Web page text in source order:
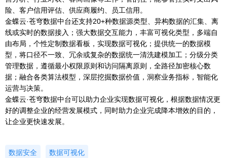
险、客户信用评估、供应商履约、员工信用。
金蝶云·苍穹数据中台还支持20+种数据源类型、异构数据的汇集、离
线或实时的数据接入；强大数据交互能力，丰富可视化类型，多端自
由布局，个性定制数据看板，实现数据可视化；提供统一的数据模
型，将口径不一致、冗余或复杂的数据统一清洗建模加工；分级分类
管理数据，遵循最小权限原则和访问隔离原则，全路径加密核心数
据；融合各类算法模型，深层挖掘数据价值，洞察业务指标，智能化
运营与决策。
金蝶云·苍穹数据中台可以助力企业实现数据可视化，根据数据情况更
好的调整企业的经营发展模式，同时助力企业完成降本增效的目的，
让企业更快速发展。
数据安全 数据可视化